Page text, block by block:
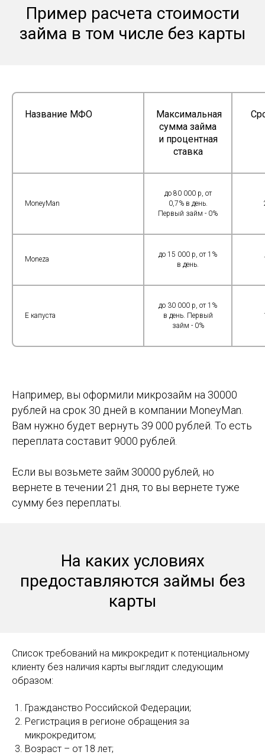
Пример расчета стоимости
займа в том числе без карты
Название МФО
Максимальная
сумма займа
и процентная
ставка
MoneyMan
до 80 000 р, от
0,7% в день.
Первый займ - 0%
Moneza
до 15 000 р, от 1%
в день.
E капуста
до 30 000 р, от 1%
в день. Первый
займ - 0%
Например, вы оформили микрозайм на 30000
рублей на срок 30 дней в компании MoneyMan.
Вам нужно будет вернуть 39 000 рублей. То есть
переплата составит 9000 рублей.
Если вы возьмете займ 30000 рублей, но
вернете в течении 21 дня, то вы вернете туже
сумму без переплаты.
На каких условиях
предоставляются займы без
карты
Список требований на микрокредит к потенциальному
клиенту без наличия карты выглядит следующим
образом:
Гражданство Российской Федерации;
Регистрация в регионе обращения за
микрокредитом;
Возраст – от 18 лет;